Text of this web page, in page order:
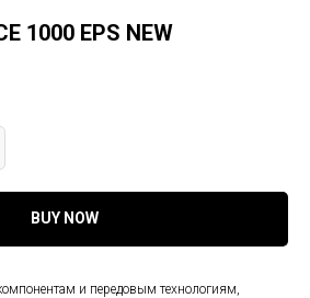
1000 EPS NEW
BUY NOW
и передовым технологиям,